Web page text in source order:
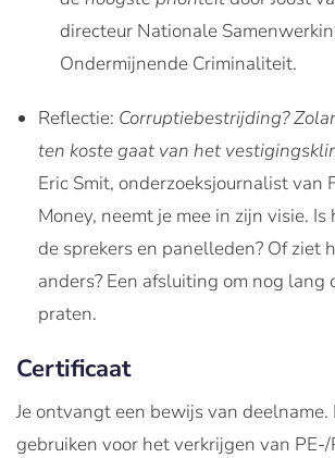
directeur Nationale
Ondermijnende Criminaliteit.
Reflectie: Corruptiebestrijding?
ten koste gaat van het
Eric Smit, onderzoeksjournalist van
Money, neemt je mee in zijn visie.
de sprekers en panelleden? Of ziet
anders? Een afsluiting om nog lang
praten.
Certificaat
Je ontvangt een bewijs van
gebruiken voor het verkrijgen van